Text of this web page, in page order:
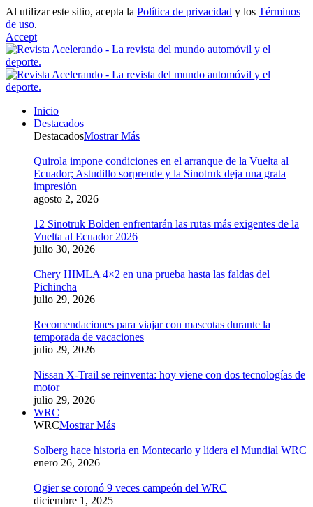
Al utilizar este sitio, acepta la Política de privacidad y los Términos
de uso.
Accept
Inicio
Destacados
DestacadosMostrar Más
Quirola impone condiciones en el arranque de la Vuelta al
Ecuador; Astudillo sorprende y la Sinotruk deja una grata
impresión
agosto 2, 2026
12 Sinotruk Bolden enfrentarán las rutas más exigentes de la
Vuelta al Ecuador 2026
julio 30, 2026
Chery HIMLA 4×2 en una prueba hasta las faldas del
Pichincha
julio 29, 2026
Recomendaciones para viajar con mascotas durante la
temporada de vacaciones
julio 29, 2026
Nissan X-Trail se reinventa: hoy viene con dos tecnologías de
motor
julio 29, 2026
WRC
WRCMostrar Más
Solberg hace historia en Montecarlo y lidera el Mundial WRC
enero 26, 2026
Ogier se coronó 9 veces campeón del WRC
diciembre 1, 2025